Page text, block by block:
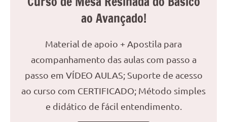
ao Avançado!
Material de apoio + Apostila para
acompanhamento das aulas com passo a
passo em VÍDEO AULAS; Suporte de acesso
ao curso com CERTIFICADO; Método simples
e didático de fácil entendimento.